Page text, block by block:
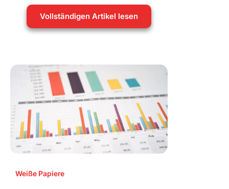
Vollständigen Artikel lesen
Weiße Papiere